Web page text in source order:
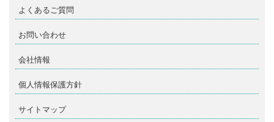
よくあるご質問
お問い合わせ
会社情報
個人情報保護方針
サイトマップ